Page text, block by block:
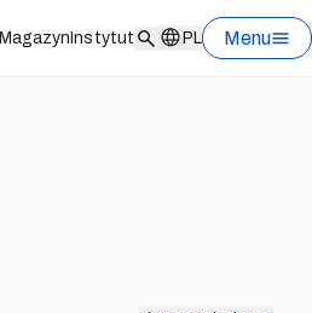
Magazyn Instytut PL Menu